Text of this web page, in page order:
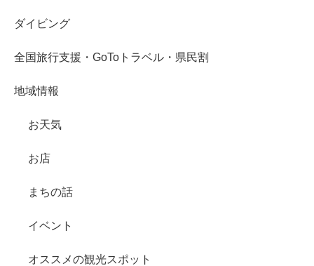
ダイビング
全国旅行支援・GoToトラベル・県民割
地域情報
お天気
お店
まちの話
イベント
オススメの観光スポット